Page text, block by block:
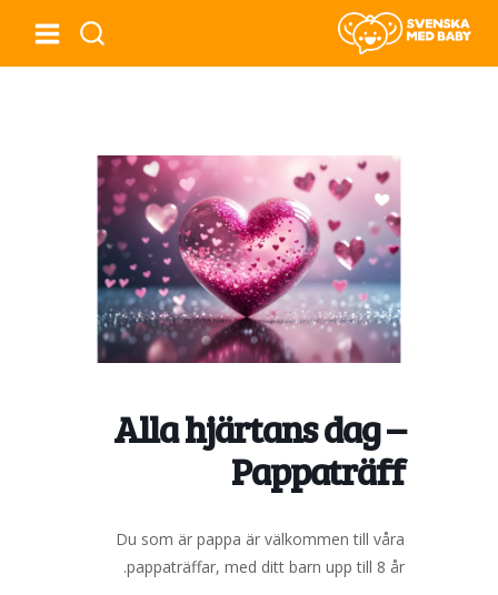
Alla hjärtans dag –
Pappaträff
Du som är pappa är välkommen till våra
pappaträffar, med ditt barn upp till 8 år.